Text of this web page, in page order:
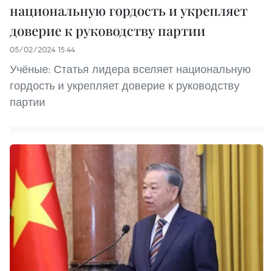
национальную гордость и укрепляет
доверие к руководству партии
05/02/2024 15:44
Учёные: Статья лидера вселяет национальную
гордость и укрепляет доверие к руководству
партии